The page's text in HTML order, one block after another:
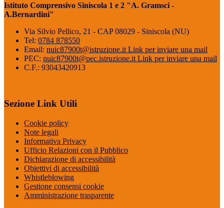
Istituto Comprensivo Siniscola 1 e 2 "A. Gramsci -
A.Bernardini"
Via Silvio Pellico, 21 - CAP 08029 - Siniscola (NU)
Tel: 0784 878550
Email: nuic87900t@istruzione.it Link per inviare una mail
PEC: nuic87900t@pec.istruzione.it Link per inviare una mail
C.F.: 93043420913
Sezione Link Utili
Cookie policy
Note legali
Informativa Privacy
Ufficio Relazioni con il Pubblico
Dichiarazione di accessibilità
Obiettivi di accessibilità
Whistleblowing
Gestione consensi cookie
Amministrazione trasparente